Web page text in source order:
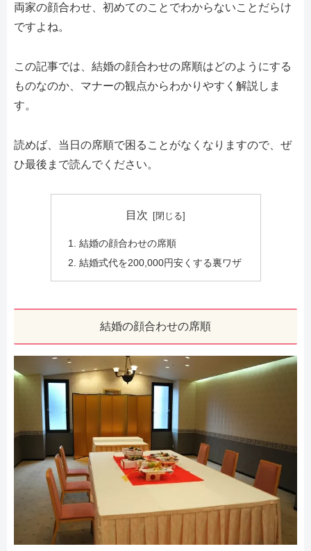
両家の顔合わせ、初めてのことでわからないことだらけ
ですよね。
この記事では、結婚の顔合わせの席順はどのようにする
ものなのか、マナーの観点からわかりやすく解説しま
す。
読めば、当日の席順で困ることがなくなりますので、ぜ
ひ最後まで読んでください。
目次
結婚の顔合わせの席順
結婚式代を200,000円安くする裏ワザ
結婚の顔合わせの席順